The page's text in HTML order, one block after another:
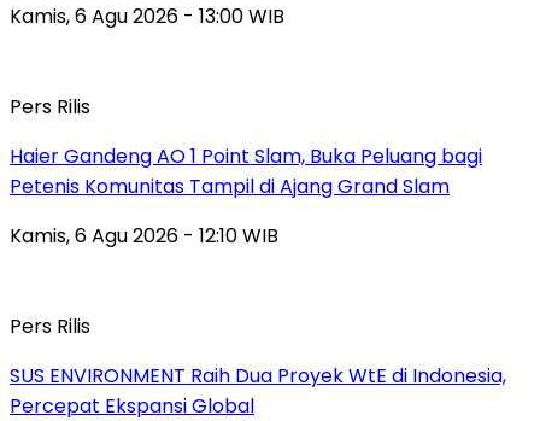
Kamis, 6 Agu 2026 - 13:00 WIB
Pers Rilis
Haier Gandeng AO 1 Point Slam, Buka Peluang bagi
Petenis Komunitas Tampil di Ajang Grand Slam
Kamis, 6 Agu 2026 - 12:10 WIB
Pers Rilis
SUS ENVIRONMENT Raih Dua Proyek WtE di Indonesia,
Percepat Ekspansi Global